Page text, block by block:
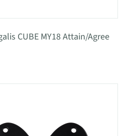
CUBE MY18 Attain/Agree